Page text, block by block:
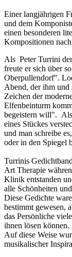
Einer langjährigen
und dem
einen besonderen
Kompositionen
Als Peter Turrini
freute er sich über
Oberpullendorf".
Abend, der ihm
Zeichen der
Elfenbeinturm
begeistern will". Als
eines Stückes
und man schreibe
oder in den Spiegel
Turrinis
Art Therapie
Klinik entstanden
alle Schönheiten
Diese Gedichte
bestimmt gewesen,
das Persönliche
ihnen lösen können.
Auf diese Weise
musikalischer